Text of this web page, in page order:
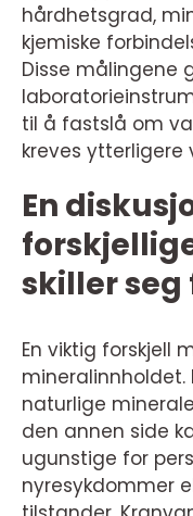
hårdhetsgrad,
kjemiske
Disse målingene
til å fastslå om
kreves
En
skiller
En viktig forskjell
mineralinnholdet.
naturlige
den annen side
ugunstige for
nyresykdommer